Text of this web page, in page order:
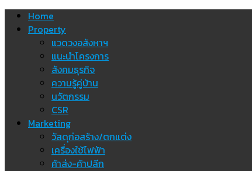
Skip Home
Property
แวดวงอสังหาฯ
แนะนำโครงการ
สังคมธุรกิจ
ความรู้คู่บ้าน
นวัตกรรม
CSR
Marketing
วัสดุก่อสร้าง/ตกแต่ง
เครื่องใช้ไฟฟ้า
ค้าส่ง-ค้าปลีก